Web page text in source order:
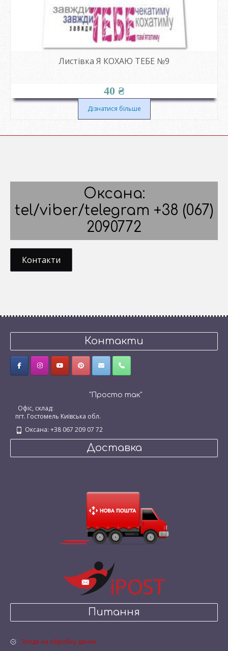
Листівка Я КОХАЮ ТЕБЕ №9
40 ₴
Дізнатися більше
Оксана:
tel/viber/telegram +38 (067)
2090772
Контакти
Контакти
"Просто так"
Офіс, склад:
пгт. Гостомель Київська обл.
Оксана: +38 067 209 07 72
Доставка
Питання
Згода на обробку даних